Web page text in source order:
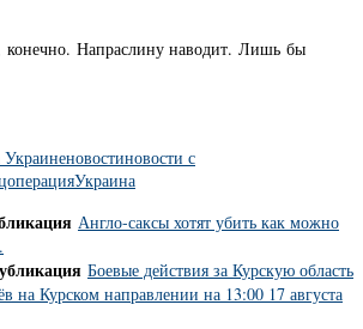
конечно. Напраслину наводит. Лишь бы
Украиненовостиновости с
Украина
Англо-саксы хотят убить как можно
Боевые действия за Курскую область
на Курском направлении на 13:00 17 августа